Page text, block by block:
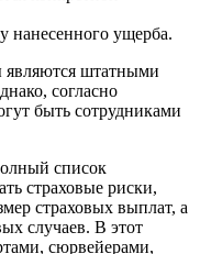
нанесенного ущерба.
являются штатными
согласно
быть сотрудниками
список
страховые риски,
страховых выплат, а
случаев. В этот
сюрвейерами,